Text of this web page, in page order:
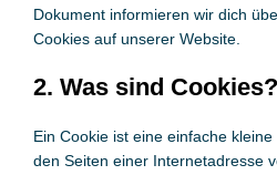
Dokument informieren wir dich
Cookies auf unserer Website.
2. Was sind Cookies?
Ein Cookie ist eine einfache
den Seiten einer Internetadresse